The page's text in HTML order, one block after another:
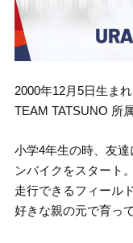
2000年12月5日生ま
TEAM TATSUNO 所
小学4年生の時、友
ンバイクをスタート
走行できるフィール
好きな親の元で育っ